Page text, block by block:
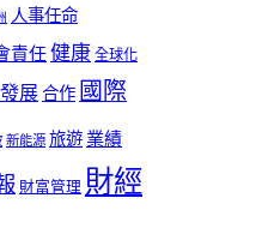
人事任命
責任健康全球化
展合作國際
新能源旅遊業績
財富管理財經